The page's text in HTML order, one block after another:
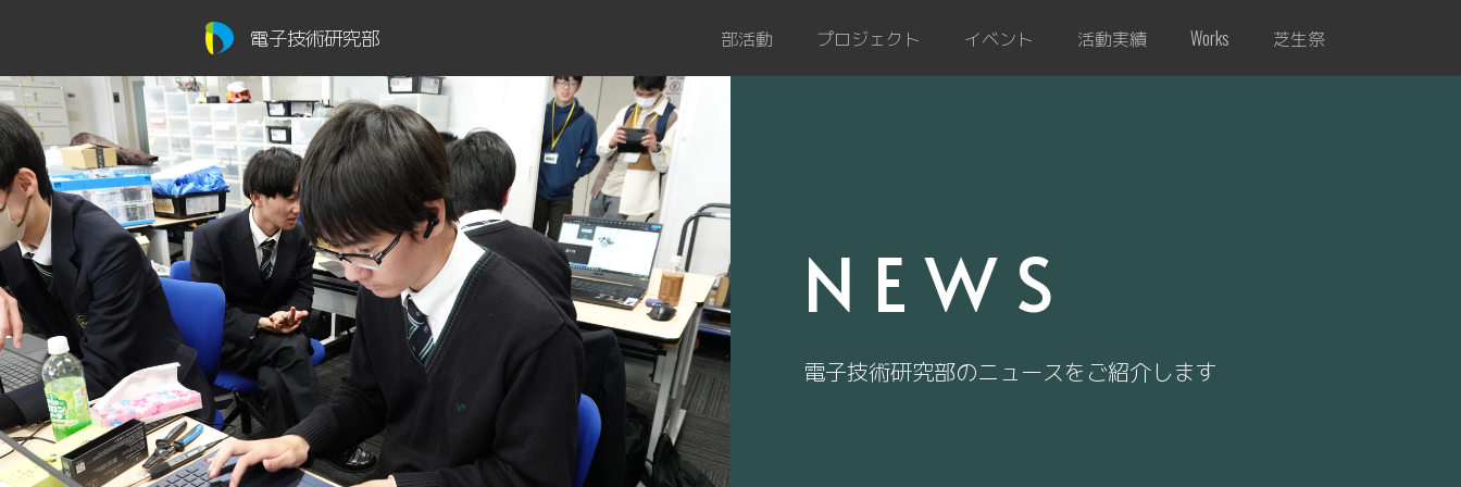
電子技術研究部 部活動 プロジェクト イベント 活動実績 Works 芝生祭
NEWS
電子技術研究部のニュースをご紹介します